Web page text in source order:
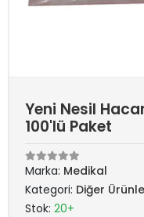
Yeni Nesil
100'lü Paket
Marka: Medikal
Kategori: Diğer
Stok: 20+